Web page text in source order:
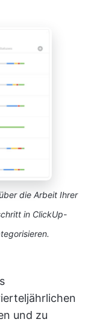
die Arbeit Ihrer
in ClickUp-
und zu